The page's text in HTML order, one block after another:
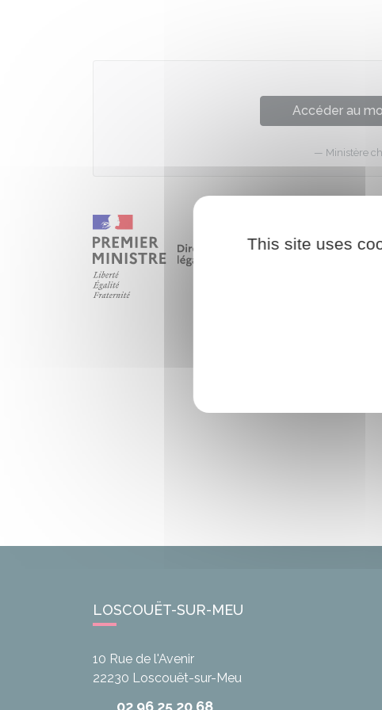
Accéder au
Ministère
LOSCOUËT-SUR-MEU
10 Rue de l'Avenir
22230 Loscouët-sur-Meu
This site uses